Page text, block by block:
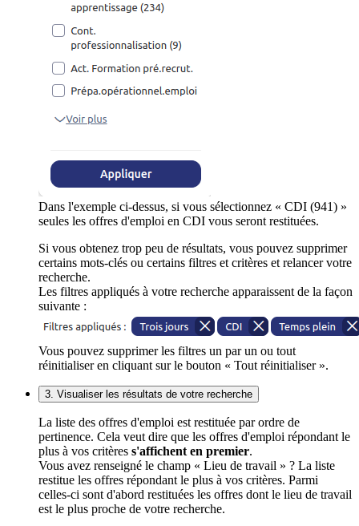
Dans l'exemple ci-dessus, si vous sélectionnez « CDI (941) »
seules les offres d'emploi en CDI vous seront restituées.
Si vous obtenez trop peu de résultats, vous pouvez supprimer
certains mots-clés ou certains filtres et critères et relancer votre
recherche.
Les filtres appliqués à votre recherche apparaissent de la façon
suivante :
Vous pouvez supprimer les filtres un par un ou tout
réinitialiser en cliquant sur le bouton « Tout réinitialiser ».
3. Visualiser les résultats de votre recherche
La liste des offres d'emploi est restituée par ordre de
pertinence. Cela veut dire que les offres d'emploi répondant le
plus à vos critères s'affichent en premier.
Vous avez renseigné le champ « Lieu de travail » ? La liste
restitue les offres répondant le plus à vos critères. Parmi
celles-ci sont d'abord restituées les offres dont le lieu de travail
est le plus proche de votre recherche.